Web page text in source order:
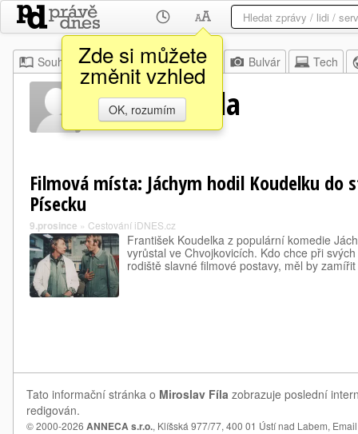
Zde si můžete
změnit vzhled
OK, rozumím
Souhrn Moje Z domova Bulvár Tech
Miroslav Fíla
Filmová místa: Jáchym hodil Koudelku do
Písecku
9.prosince » Cestování iDNES.cz
František Koudelka z populární komedie
vyrůstal ve Chvojkovicích. Kdo chce při
rodiště slavné filmové postavy, měl by
Tato informační stránka o Miroslav Fíla zobrazuje poslední
redigován.
© 2000-2026 ANNECA s.r.o., Klíšská 977/77, 400 01 Ústí nad Labem,